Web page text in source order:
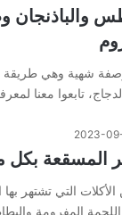
والباذنجان
وصفة شهية وهي
تابعوا معنا
2023-
المسقعة بكل
التي تشتهر بها
المفرومة